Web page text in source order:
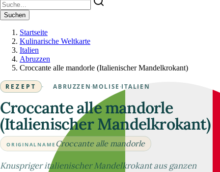
Suchen
Startseite
Kulinarische Weltkarte
Italien
Abruzzen
Croccante alle mandorle (Italienischer Mandelkrokant)
REZEPT · ABRUZZEN ·MOLISE ·ITALIEN
Croccante alle mandorle
(Italienischer Mandelkrokant)
ORIGINALNAME Croccante alle mandorle
Knuspriger italienischer Mandelkrokant aus ganzen